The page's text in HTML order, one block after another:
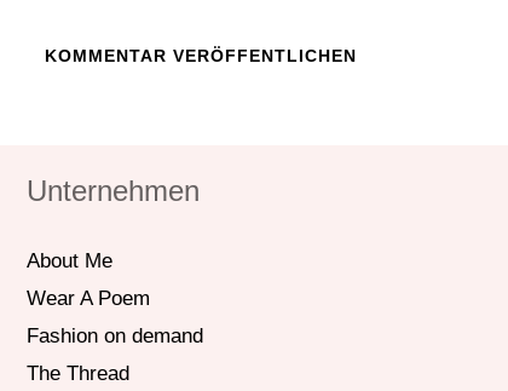
Unternehmen
About Me
Wear A Poem
Fashion on demand
The Thread